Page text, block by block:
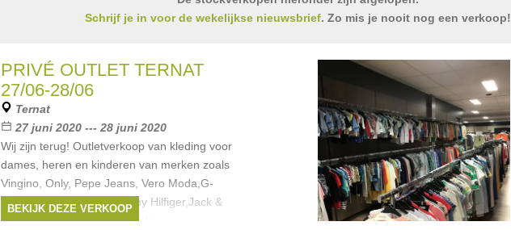
Schrijf je in voor de wekelijkse nieuwsbrief. Zo mis je nooit nog een verkoop!
PRIVÉ OUTLET TERNAT
27/06-28/06
Ternat
27 juni 2020 --- 28 juni 2020
Wij zijn terug! Outletverkoop van kleding voor
dames, heren en kinderen van merken zoals
Vingino, Only, Pepe Jeans, Vero Moda,G-
Star,Amelie & Amelie,Tommy Hilfiger,Jack &
Jones,Mayoral,Imperial,Vicolo
BEKIJK DEZE VERKOOP